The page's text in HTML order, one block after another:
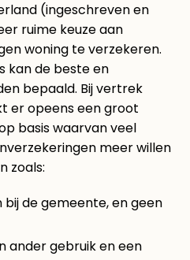
(ingeschreven en
ruime keuze aan
woning te verzekeren.
kan de beste en
bepaald. Bij vertrek
er opeens een groot
basis waarvan veel
meer willen
zoals:
de gemeente, en geen
ander gebruik en een